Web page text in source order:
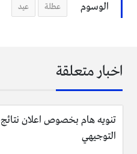
الوسوم عطلة عيد
اخبار متعلقة
تنويه هام بخصوص اعلان نتائج
التوجيهي